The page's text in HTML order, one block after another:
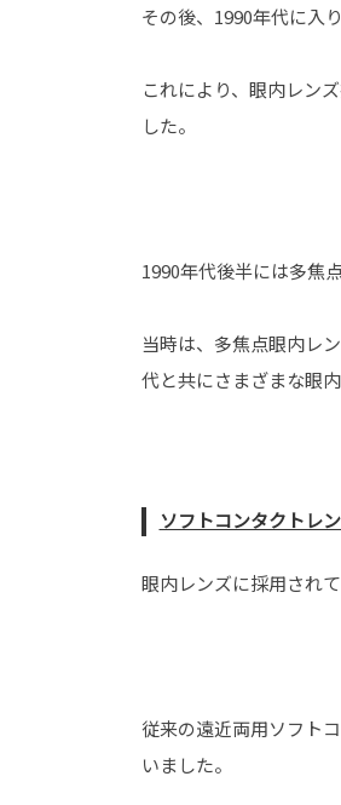
その後、1990年代に入
これにより、眼内レン
した。
1990年代後半には多焦
当時は、多焦点眼内レ
代と共にさまざまな眼
ソフトコンタクトレ
眼内レンズに採用され
従来の遠近両用ソフト
いました。